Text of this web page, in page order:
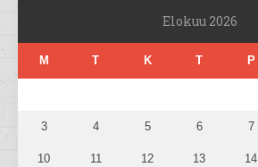
Elokuu 2026
M T K T P
3 4 5 6 7
10 11 12 13 14